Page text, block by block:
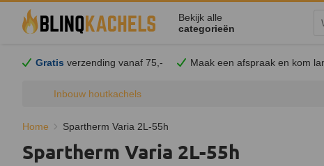
Bekijk alle
categorieën
Gratis verzending vanaf 75,- Maak een afspraak en kom
Inbouw houtkachels
Home Spartherm Varia 2L-55h
Spartherm Varia 2L-55h